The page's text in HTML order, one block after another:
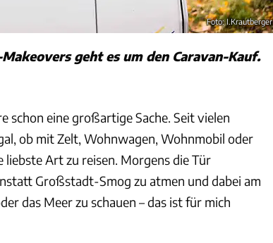
Foto: I.Krautberger
geht es um den Caravan-Kauf.
schon eine großartige Sache. Seit vielen
ob mit Zelt, Wohnwagen, Wohnmobil oder
liebste Art zu reisen. Morgens die Tür
Großstadt-Smog zu atmen und dabei am
das Meer zu schauen – das ist für mich